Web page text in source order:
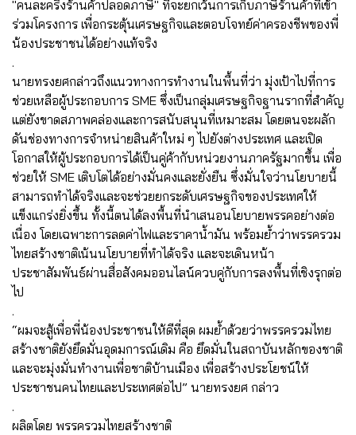
"คนละครึ่งร้านค้าปลอดภาษี" ที่จะยกเว้นการเก็บภาษีร้านค้าที่เข้า
ร่วมโครงการ เพื่อกระตุ้นเศรษฐกิจและตอบโจทย์ค่าครองชีพของพี่
น้องประชาชนได้อย่างแท้จริง
.
นายทรงยศกล่าวถึงแนวทางการทำงานในพื้นที่ว่า มุ่งเป้าไปที่การ
ช่วยเหลือผู้ประกอบการ SME ซึ่งเป็นกลุ่มเศรษฐกิจฐานรากที่สำคัญ
แต่ยังขาดสภาพคล่องและการสนับสนุนที่เหมาะสม โดยตนจะผลัก
ดันช่องทางการจำหน่ายสินค้าใหม่ ๆ ไปยังต่างประเทศ และเปิด
โอกาสให้ผู้ประกอบการได้เป็นคู่ค้ากับหน่วยงานภาครัฐมากขึ้น เพื่อ
ช่วยให้ SME เติบโตได้อย่างมั่นคงและยั่งยืน ซึ่งมั่นใจว่านโยบายนี้
สามารถทำได้จริงและจะช่วยยกระดับเศรษฐกิจของประเทศให้
แข็งแกร่งยิ่งขึ้น ทั้งนี้ตนได้ลงพื้นที่นำเสนอนโยบายพรรคอย่างต่อ
เนื่อง โดยเฉพาะการลดค่าไฟและราคาน้ำมัน พร้อมย้ำว่าพรรครวม
ไทยสร้างชาติเน้นนโยบายที่ทำได้จริง และจะเดินหน้า
ประชาสัมพันธ์ผ่านสื่อสังคมออนไลน์ควบคู่กับการลงพื้นที่เชิงรุกต่อ
ไป
.
“ผมจะสู้เพื่อพี่น้องประชาชนให้ดีที่สุด ผมย้ำด้วยว่าพรรครวมไทย
สร้างชาติยังยึดมั่นอุดมการณ์เดิม คือ ยึดมั่นในสถาบันหลักของชาติ
และจะมุ่งมั่นทำงานเพื่อชาติบ้านเมือง เพื่อสร้างประโยชน์ให้
ประชาชนคนไทยและประเทศต่อไป” นายทรงยศ กล่าว
.
ผลิตโดย พรรครวมไทยสร้างชาติ